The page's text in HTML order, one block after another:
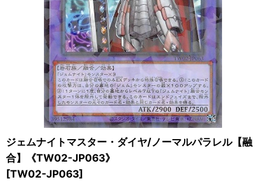
ジェムナイトマスター・ダイヤ/ノーマルパラレル【融
合】《TW02-JP063》
[TW02-JP063]